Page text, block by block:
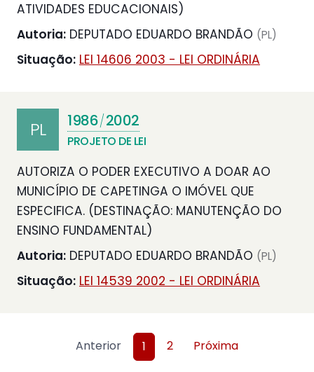
ATIVIDADES EDUCACIONAIS)
Autoria: DEPUTADO EDUARDO BRANDÃO (PL)
Situação: LEI 14606 2003 - LEI ORDINÁRIA
PL 1986/2002
PROJETO DE LEI
AUTORIZA O PODER EXECUTIVO A DOAR AO
MUNICÍPIO DE CAPETINGA O IMÓVEL QUE
ESPECIFICA. (DESTINAÇÃO: MANUTENÇÃO DO
ENSINO FUNDAMENTAL)
Autoria: DEPUTADO EDUARDO BRANDÃO (PL)
Situação: LEI 14539 2002 - LEI ORDINÁRIA
Anterior 1 2 Próxima